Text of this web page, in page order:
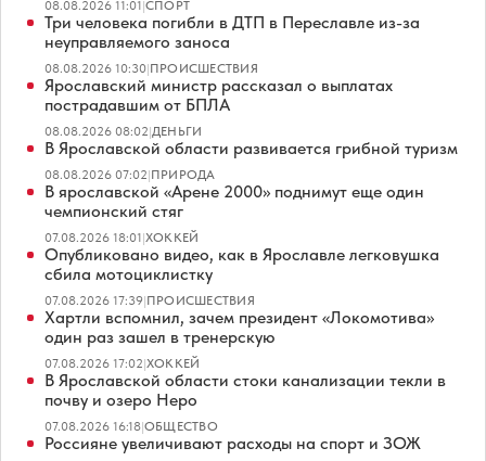
08.08.2026 11:01|СПОРТ
Три человека погибли в ДТП в Переславле из-за
неуправляемого заноса
08.08.2026 10:30|ПРОИСШЕСТВИЯ
Ярославский министр рассказал о выплатах
пострадавшим от БПЛА
08.08.2026 08:02|ДЕНЬГИ
В Ярославской области развивается грибной туризм
08.08.2026 07:02|ПРИРОДА
В ярославской «Арене 2000» поднимут еще один
чемпионский стяг
07.08.2026 18:01|ХОККЕЙ
Опубликовано видео, как в Ярославле легковушка
сбила мотоциклистку
07.08.2026 17:39|ПРОИСШЕСТВИЯ
Хартли вспомнил, зачем президент «Локомотива»
один раз зашел в тренерскую
07.08.2026 17:02|ХОККЕЙ
В Ярославской области стоки канализации текли в
почву и озеро Неро
07.08.2026 16:18|ОБЩЕСТВО
Россияне увеличивают расходы на спорт и ЗОЖ